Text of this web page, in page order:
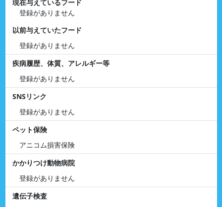
現在与えているフード
登録がありません
以前与えていたフード
登録がありません
疾病履歴、体質、アレルギー等
登録がありません
SNSリンク
登録がありません
ペット保険
アニコム損害保険
かかりつけ動物病院
登録がありません
遺伝子検査